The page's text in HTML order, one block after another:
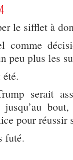
le sifflet à
comme
peu plus les
serait
pour réussir
futé.